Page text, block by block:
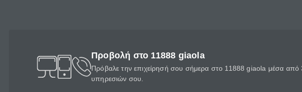
Προβολή στο 11888 giaola
Πρόβαλε την επιχείρησή σου σήμερα στο 11888 giaola μέσα από
υπηρεσιών σου.